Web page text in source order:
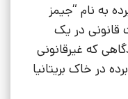
سال 1772، یک برده به نام “جیمز
قانونی در یک
که غیرقانونی
در خاک بریتانیا